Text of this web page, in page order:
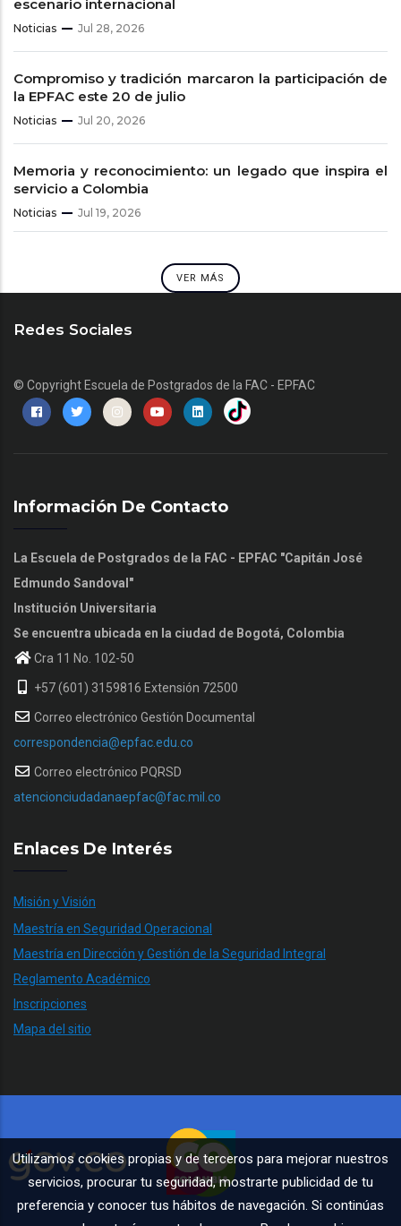
escenario internacional
Noticias Jul 28, 2026
Compromiso y tradición marcaron la participación de
la EPFAC este 20 de julio
Noticias Jul 20, 2026
Memoria y reconocimiento: un legado que inspira el
servicio a Colombia
Noticias Jul 19, 2026
VER MÁS
Redes Sociales
© Copyright Escuela de Postgrados de la FAC - EPFAC
Información De Contacto
La Escuela de Postgrados de la FAC - EPFAC "Capitán José
Edmundo Sandoval"
Institución Universitaria
Se encuentra ubicada en la ciudad de Bogotá, Colombia
Cra 11 No. 102-50
+57 (601) 3159816 Extensión 72500
Correo electrónico Gestión Documental
correspondencia@epfac.edu.co
Correo electrónico PQRSD
atencionciudadanaepfac@fac.mil.co
Enlaces De Interés
Misión y Visión
Maestría en Seguridad Operacional
Maestría en Dirección y Gestión de la Seguridad Integral
Reglamento Académico
Inscripciones
Mapa del sitio
Utilizamos cookies propias y de terceros para mejorar nuestros
servicios, procurar tu seguridad, mostrarte publicidad de tu
preferencia y conocer tus hábitos de navegación. Si continúas